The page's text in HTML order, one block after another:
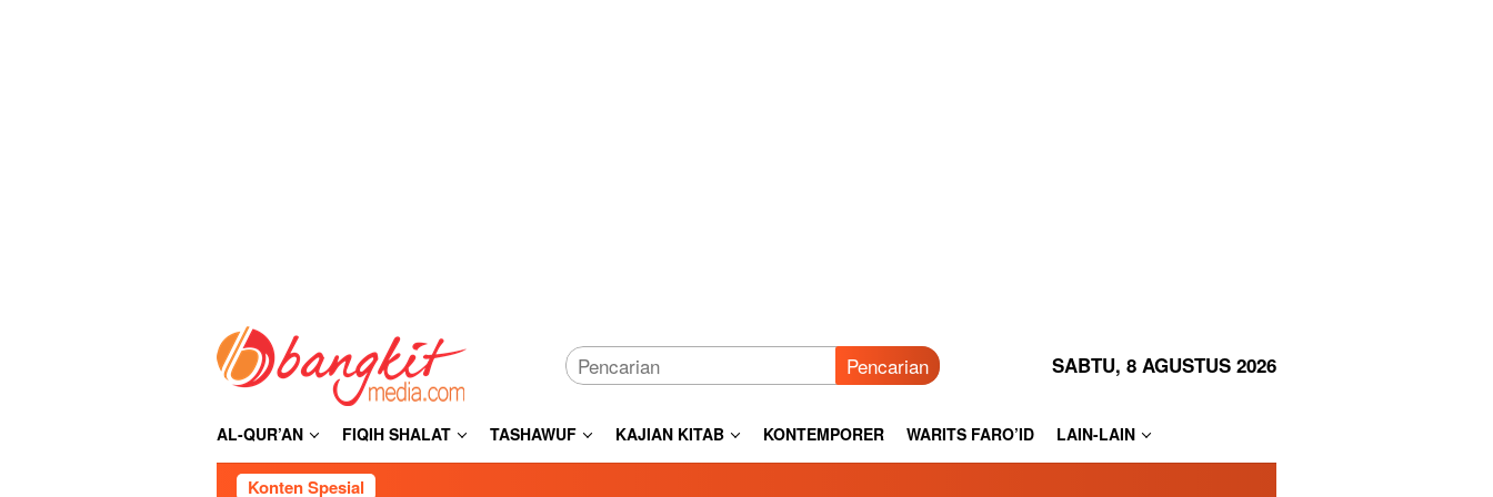
Pencarian SABTU, 8 AGUSTUS 2026
AL-QUR’AN FIQIH SHALAT TASHAWUF KAJIAN KITAB KONTEMPORER WARITS FARO’ID LAIN-LAIN
Konten Spesial